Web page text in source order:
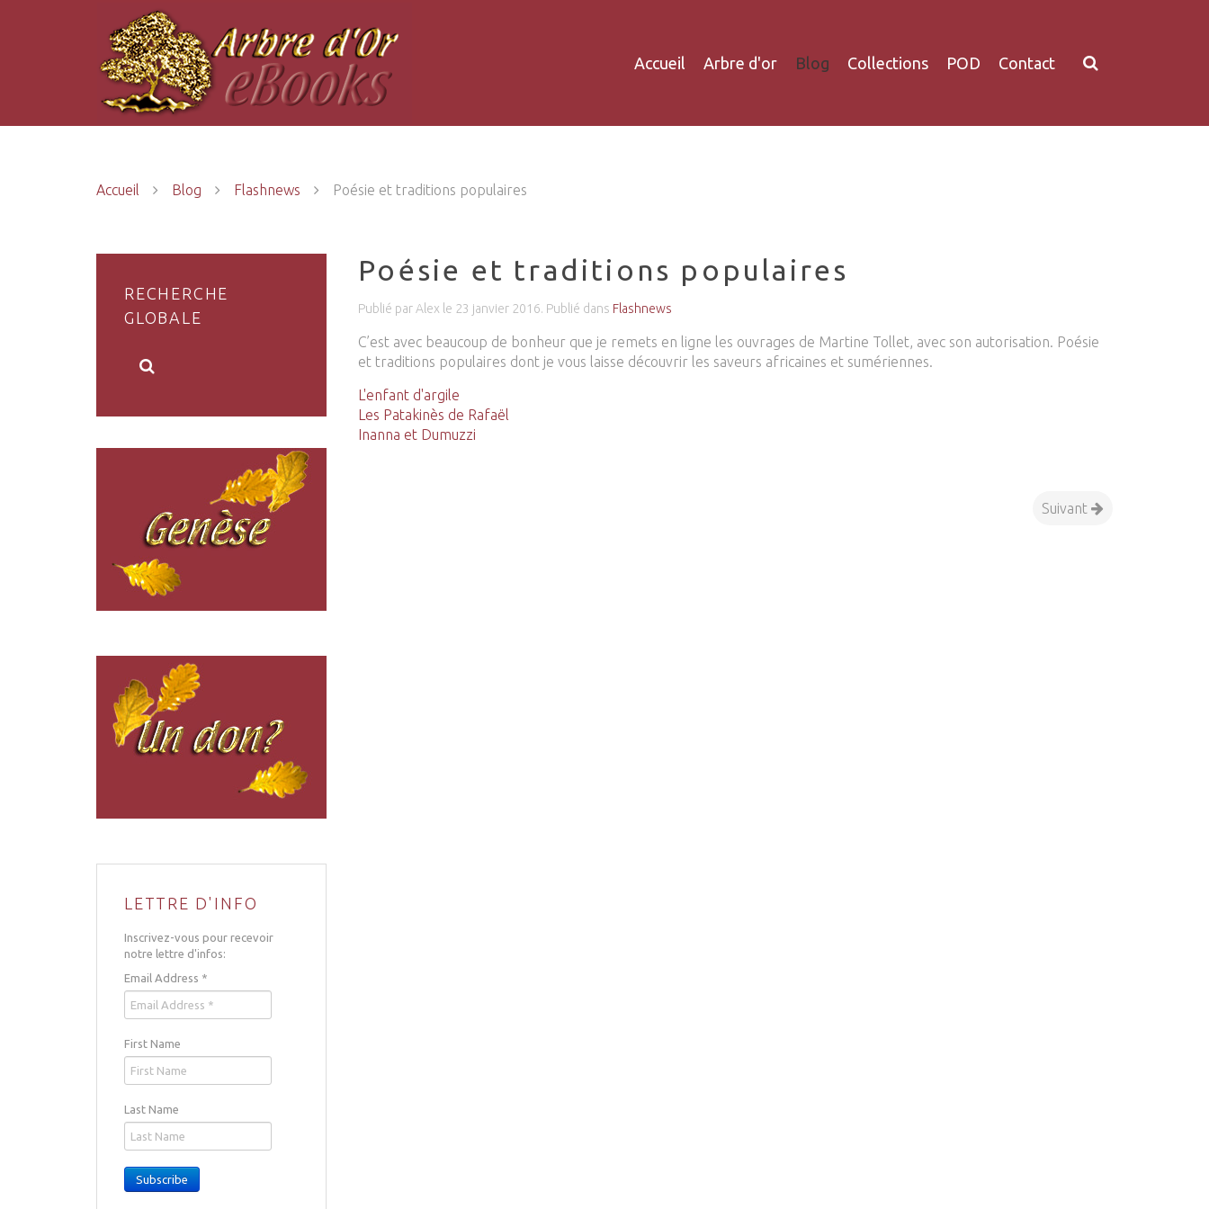
Accueil Arbre d'or Blog Collections POD Contact
Accueil Blog Flashnews Poésie et traditions populaires
Poésie et traditions populaires
Publié par Alex le 23 janvier 2016. Publié dans Flashnews
C’est avec beaucoup de bonheur que je remets en ligne les ouvrages de Martine Tollet, avec son autorisation. Poésie
et traditions populaires dont je vous laisse découvrir les saveurs africaines et sumériennes.
L'enfant d'argile
Les Patakinès de Rafaël
Inanna et Dumuzzi
Suivant
RECHERCHE
GLOBALE
LETTRE D'INFO
Inscrivez-vous pour recevoir
notre lettre d'infos:
Email Address *
First Name
Last Name
Subscribe